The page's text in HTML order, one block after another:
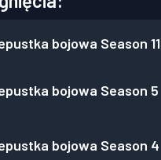
bojowa Season 11
bojowa Season 5
bojowa Season 4